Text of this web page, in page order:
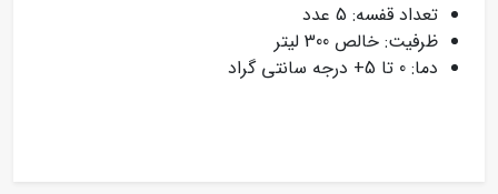
تعداد قفسه: 5 عدد
ظرفیت: خالص 300 لیتر
دما: 0 تا 5+ درجه سانتی گراد